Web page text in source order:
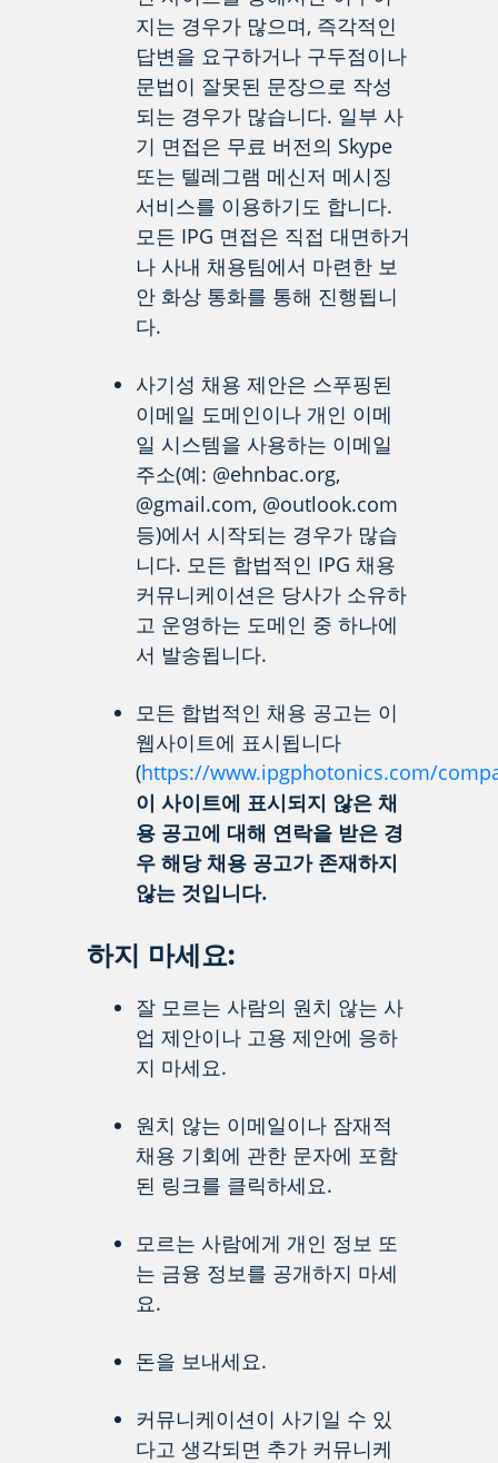
지는 경우가 많으며, 즉각적인
답변을 요구하거나 구두점이나
문법이 잘못된 문장으로 작성
되는 경우가 많습니다. 일부 사
기 면접은 무료 버전의 Skype
또는 텔레그램 메신저 메시징
서비스를 이용하기도 합니다.
모든 IPG 면접은 직접 대면하거
나 사내 채용팀에서 마련한 보
안 화상 통화를 통해 진행됩니
다.
사기성 채용 제안은 스푸핑된
이메일 도메인이나 개인 이메
일 시스템을 사용하는 이메일
주소(예: @ehnbac.org,
@gmail.com, @outlook.com
등)에서 시작되는 경우가 많습
니다. 모든 합법적인 IPG 채용
커뮤니케이션은 당사가 소유하
고 운영하는 도메인 중 하나에
서 발송됩니다.
모든 합법적인 채용 공고는 이
웹사이트에 표시됩니다
(https://www.ipgphotonics.com/
이 사이트에 표시되지 않은 채
용 공고에 대해 연락을 받은 경
우 해당 채용 공고가 존재하지
않는 것입니다.
하지 마세요:
잘 모르는 사람의 원치 않는 사
업 제안이나 고용 제안에 응하
지 마세요.
원치 않는 이메일이나 잠재적
채용 기회에 관한 문자에 포함
된 링크를 클릭하세요.
모르는 사람에게 개인 정보 또
는 금융 정보를 공개하지 마세
요.
돈을 보내세요.
커뮤니케이션이 사기일 수 있
다고 생각되면 추가 커뮤니케